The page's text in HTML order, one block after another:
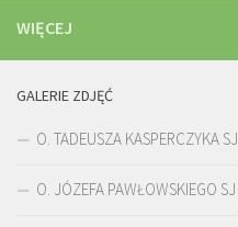
WIĘCEJ
GALERIE ZDJĘĆ
O. TADEUSZA KASPERCZYKA SJ
O. JÓZEFA PAWŁOWSKIEGO SJ